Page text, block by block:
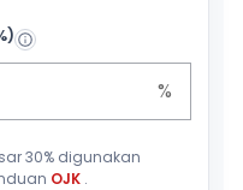
%
30% digunakan
OJK .